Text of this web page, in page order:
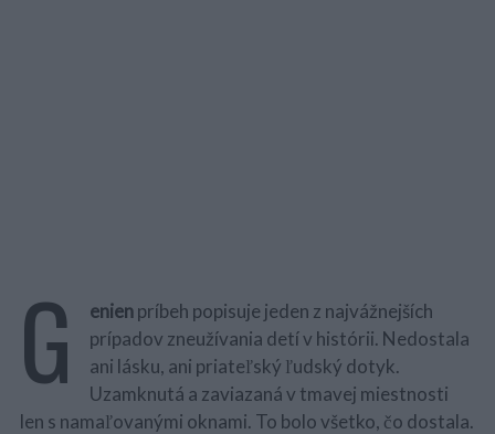
G enienpríbeh popisuje jeden z najvážnejších
prípadov zneužívania detí v histórii. Nedostala
ani lásku, ani priateľský ľudský dotyk.
Uzamknutá a zaviazaná v tmavej miestnosti
len s namaľovanými oknami. To bolo všetko, čo dostala.